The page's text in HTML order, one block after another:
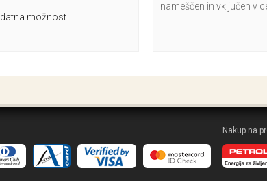
možnost
nameščen in vključen v
Nakup na